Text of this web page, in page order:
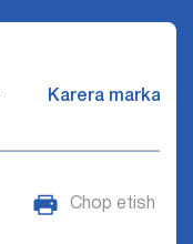
Karera markazi
Chop etish